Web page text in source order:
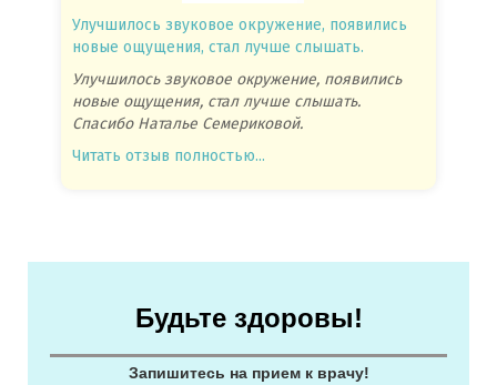
Улучшилось звуковое окружение, появились
новые ощущения, стал лучше слышать.
Улучшилось звуковое окружение, появились
новые ощущения, стал лучше слышать.
Спасибо Наталье Семериковой.
Читать отзыв полностью...
Будьте здоровы!
Запишитесь на прием к врачу!